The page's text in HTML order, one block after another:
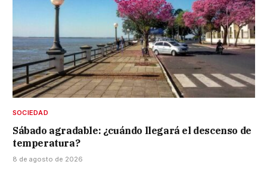
SOCIEDAD
Sábado agradable: ¿cuándo llegará el descenso de
temperatura?
8 de agosto de 2026